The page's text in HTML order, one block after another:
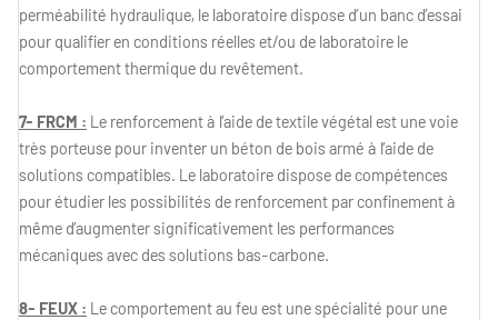
perméabilité hydraulique, le laboratoire dispose d’un banc d’essai
pour qualifier en conditions réelles et/ou de laboratoire le
comportement thermique du revêtement.
7- FRCM : Le renforcement à l’aide de textile végétal est une voie
très porteuse pour inventer un béton de bois armé à l’aide de
solutions compatibles. Le laboratoire dispose de compétences
pour étudier les possibilités de renforcement par confinement à
même d’augmenter significativement les performances
mécaniques avec des solutions bas-carbone.
8- FEUX : Le comportement au feu est une spécialité pour une